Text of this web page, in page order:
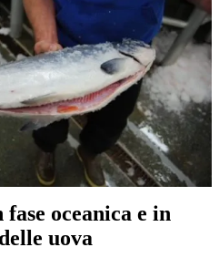
fase oceanica e in
uova